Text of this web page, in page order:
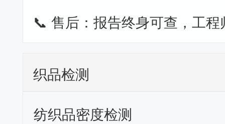
📞 售后：报告终身可查，工
织品检测
纺织品密度检测